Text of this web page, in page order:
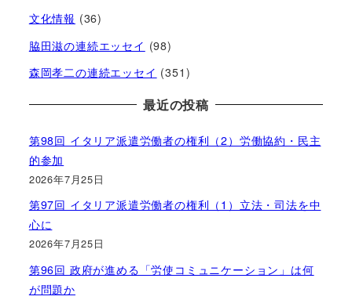
文化情報 (36)
脇田滋の連続エッセイ (98)
森岡孝二の連続エッセイ (351)
最近の投稿
第98回 イタリア派遣労働者の権利（2）労働協約・民主
的参加
2026年7月25日
第97回 イタリア派遣労働者の権利（1）立法・司法を中
心に
2026年7月25日
第96回 政府が進める「労使コミュニケーション」は何
が問題か